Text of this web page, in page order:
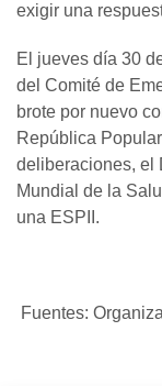
exigir una
El jueves día 30
del Comité de
brote por nuevo
República
deliberaciones, el
Mundial de la
una ESPII.
Fuentes: